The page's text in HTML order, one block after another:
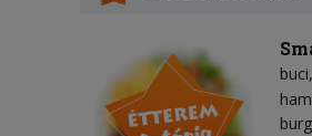
buci